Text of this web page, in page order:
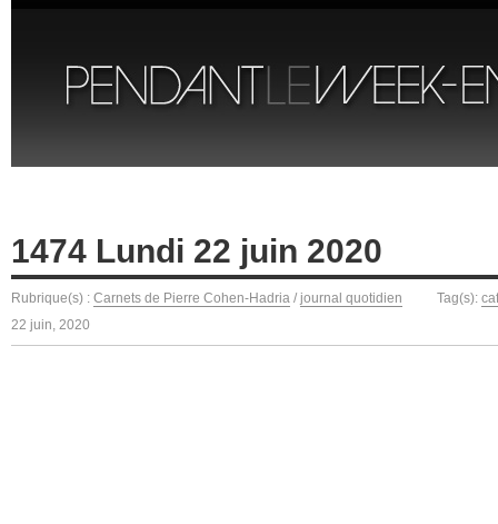
1474 Lundi 22 juin 2020
Rubrique(s) : Carnets de Pierre Cohen-Hadria / journal quotidien Tag(s):
22 juin, 2020